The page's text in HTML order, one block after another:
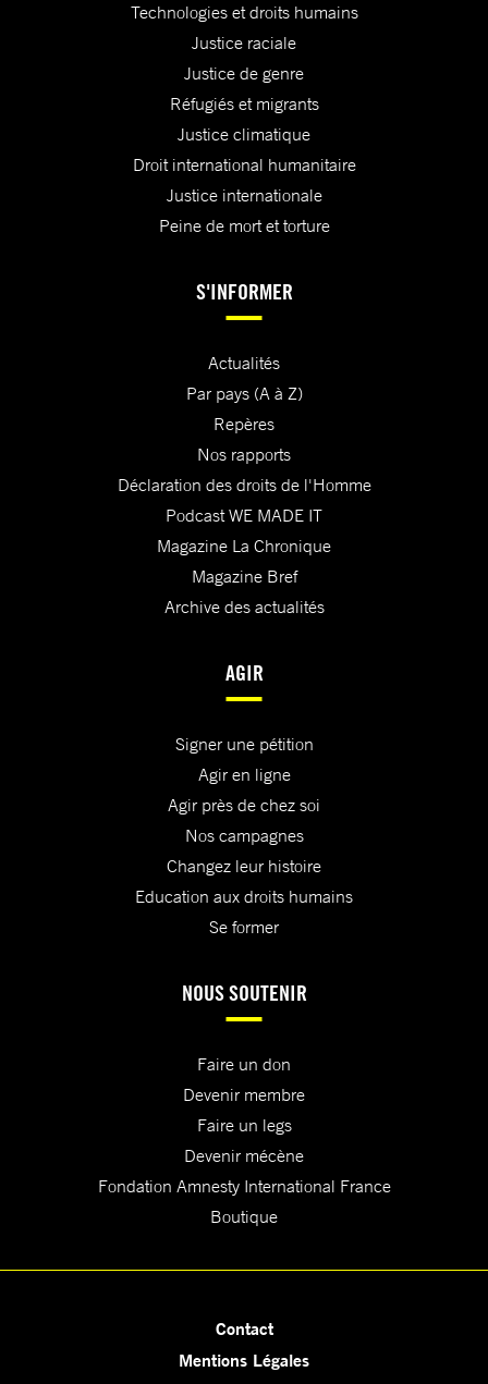
Technologies et droits humains
Justice raciale
Justice de genre
Réfugiés et migrants
Justice climatique
Droit international humanitaire
Justice internationale
Peine de mort et torture
S'INFORMER
Actualités
Par pays (A à Z)
Repères
Nos rapports
Déclaration des droits de l'Homme
Podcast WE MADE IT
Magazine La Chronique
Magazine Bref
Archive des actualités
AGIR
Signer une pétition
Agir en ligne
Agir près de chez soi
Nos campagnes
Changez leur histoire
Education aux droits humains
Se former
NOUS SOUTENIR
Faire un don
Devenir membre
Faire un legs
Devenir mécène
Fondation Amnesty International France
Boutique
Contact
Mentions Légales